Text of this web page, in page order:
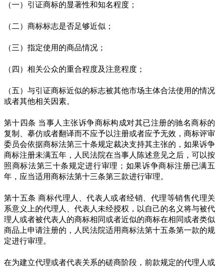
（一）引证商标的显著性和知名程度；
（二）商标标志是否足够近似；
（三）指定使用的商品情况；
（四）相关公众的重合程度及注意程度；
（五）与引证商标近似的标志被其他市场主体合法使用的情况
或者其他相关因素。
第十四条 当事人主张诉争商标构成对其已注册的驰名商标的
复制、摹仿或者翻译而不应予以注册或者应予无效，商标评审
委员会依据商标法第三十条规定裁决支持其主张的，如果诉争
商标注册未满五年，人民法院在当事人陈述意见之后，可以按
照商标法第三十条规定进行审理；如果诉争商标注册已满五
年，应当适用商标法第十三条第三款进行审理。
第十五条 商标代理人、代表人或者经销、代理等销售代理关
系意义上的代理人、代表人未经授权，以自己的名义将与被代
理人或者被代表人的商标相同或者近似的商标在相同或者类似
商品上申请注册的，人民法院适用商标法第十五条第一款的规
定进行审理。
在为建立代理或者代表关系的磋商阶段，前款规定的代理人或